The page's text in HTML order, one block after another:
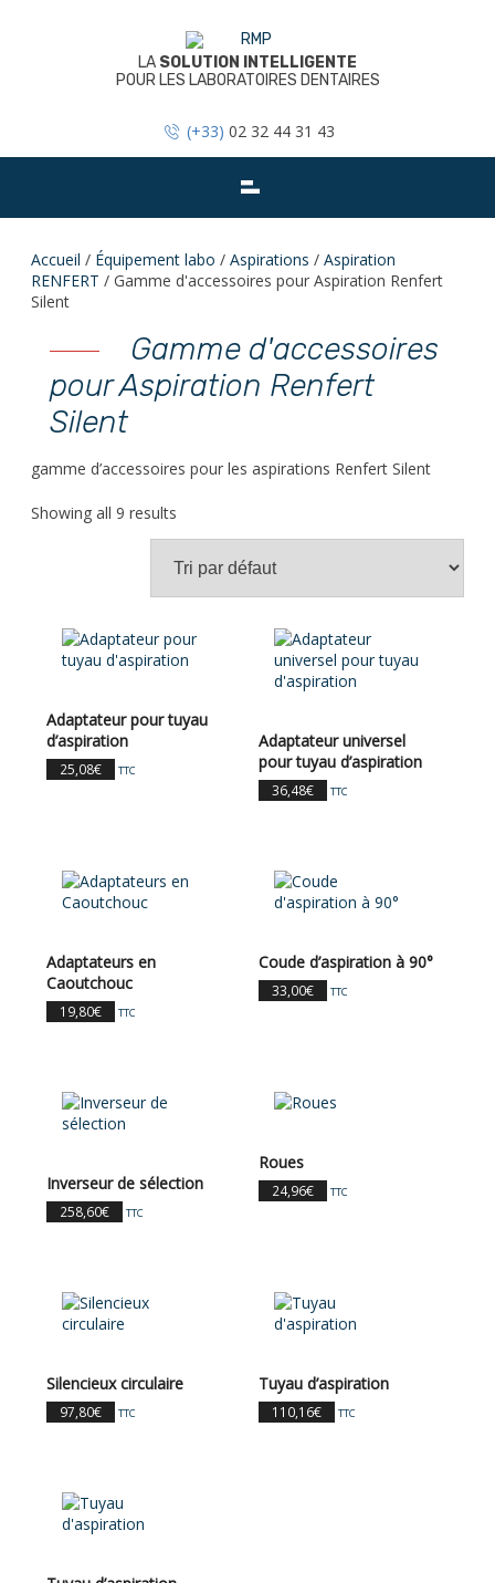
LA SOLUTION INTELLIGENTE
POUR LES LABORATOIRES DENTAIRES
(+33) 02 32 44 31 43
Accueil / Équipement labo / Aspirations / Aspiration
RENFERT / Gamme d'accessoires pour Aspiration Renfert
Silent
Gamme d'accessoires
pour Aspiration Renfert
Silent
gamme d’accessoires pour les aspirations Renfert Silent
Showing all 9 results
Adaptateur pour tuyau
d’aspiration
25,08€ TTC
Adaptateur universel
pour tuyau d’aspiration
36,48€ TTC
Adaptateurs en
Caoutchouc
19,80€ TTC
Coude d’aspiration à 90°
33,00€ TTC
Inverseur de sélection
258,60€ TTC
Roues
24,96€ TTC
Silencieux circulaire
97,80€ TTC
Tuyau d’aspiration
110,16€ TTC